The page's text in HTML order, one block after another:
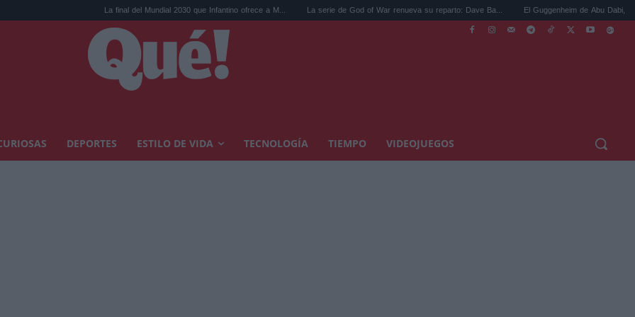
La final del Mundial 2030 que Infantino ofrece a M... La serie de God of War renueva su reparto: Dave Ba... El Guggenheim de Abu Dabi, la obra de Frank
DEPORTES ESTILO DE VIDA TECNOLOGÍA TIEMPO VIDEOJUEGOS